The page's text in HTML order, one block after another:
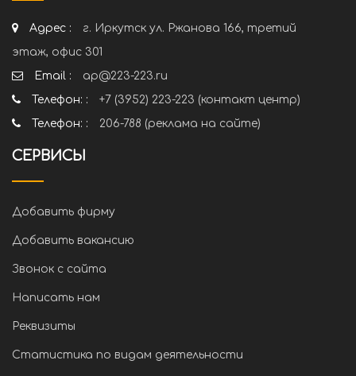
Адрес :
г. Иркутск ул. Ржанова 166, третий
этаж, офис 301
Email :
ap@223-223.ru
Телефон: :
+7 (3952) 223-223 (контакт центр)
Телефон: :
206-788 (реклама на сайте)
СЕРВИСЫ
Добавить фирму
Добавить вакансию
Звонок с сайта
Написать нам
Реквизиты
Статистика по видам деятельности